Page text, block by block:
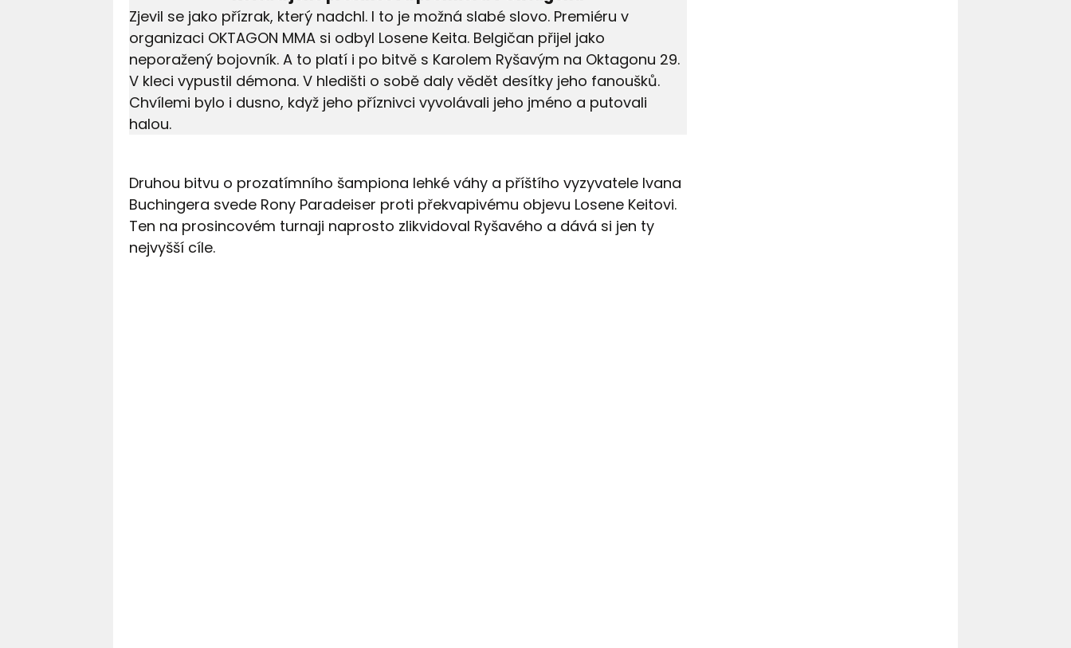
Zjevil se jako přízrak, který nadchl. I to je možná slabé slovo. Premiéru v
organizaci OKTAGON MMA si odbyl Losene Keita. Belgičan přijel jako
neporažený bojovník. A to platí i po bitvě s Karolem Ryšavým na Oktagonu 29.
V kleci vypustil démona. V hledišti o sobě daly vědět desítky jeho fanoušků.
Chvílemi bylo i dusno, když jeho příznivci vyvolávali jeho jméno a putovali
halou.
Druhou bitvu o prozatímního šampiona lehké váhy a příštího vyzyvatele Ivana
Buchingera svede Rony Paradeiser proti překvapivému objevu Losene Keitovi.
Ten na prosincovém turnaji naprosto zlikvidoval Ryšavého a dává si jen ty
nejvyšší cíle.